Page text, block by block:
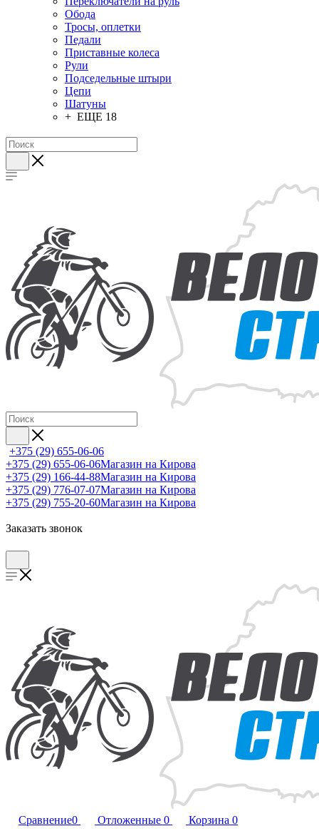
Обода
Тросы, оплетки
Педали
Приставные колеса
Рули
Подседельные штыри
Цепи
Шатуны
+ ЕЩЕ 18
+375 (29) 655-06-06
+375 (29) 655-06-06Магазин на Кирова
+375 (29) 166-44-88Магазин на Кирова
+375 (29) 776-07-07Магазин на Кирова
+375 (29) 755-20-60Магазин на Кирова
Заказать звонок
Сравнение0 Отложенные 0 Корзина 0